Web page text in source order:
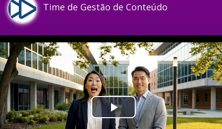
Time de Gestão de Conteúdo
Play